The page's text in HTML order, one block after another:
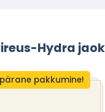
Hydra
pakkumine!